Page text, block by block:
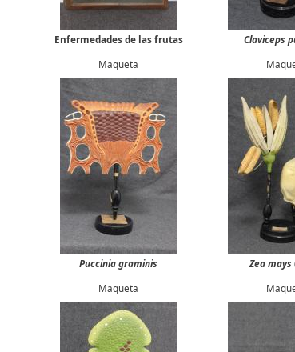
Enfermedades de las frutas
Maqueta
Claviceps
Puccinia graminis
Maqueta
Zea mays